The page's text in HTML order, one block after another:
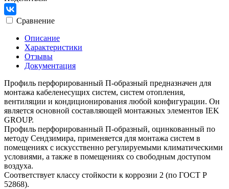
Сравнение
Описание
Характеристики
Отзывы
Документация
Профиль перфорированный П-образный предназначен для
монтажа кабеленесущих систем, систем отопления,
вентиляции и кондиционирования любой конфигурации. Он
является основной составляющей монтажных элементов IEK
GROUP.
Профиль перфорированный П-образный, оцинкованный по
методу Сендзимира, применяется для монтажа систем в
помещениях с искусственно регулируемыми климатическими
условиями, а также в помещениях со свободным доступом
воздуха.
Соответствует классу стойкости к коррозии 2 (по ГОСТ Р
52868).